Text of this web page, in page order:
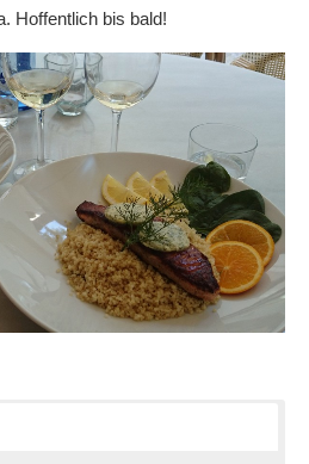
Hoffentlich bis bald!